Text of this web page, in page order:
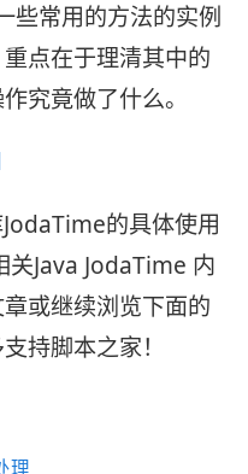
些常用的方法的实例
点在于理清其中的
究竟做了什么。
的具体使用
Java JodaTime 内
或继续浏览下面的
持脚本之家！
理